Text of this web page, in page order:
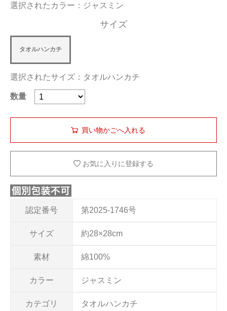
お問い合わせ
認定番号 第2025-1746号
サイズ 約28×28cm
素材 綿100%
カラー ジャスミン
カテゴリ タオルハンカチ
選択されたカラー：ジャスミン
サイズ
タオルハンカチ
選択されたサイズ：タオルハンカチ
数量
お気に入りに登録する